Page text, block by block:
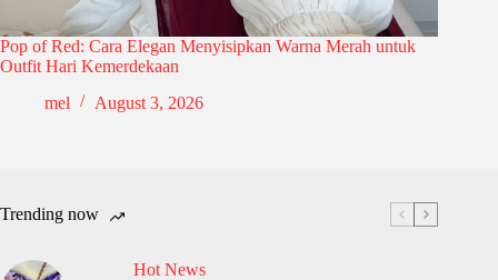
Pop of Red: Cara Elegan Menyisipkan Warna Merah untuk
Outfit Hari Kemerdekaan
mel
August 3, 2026
Trending now
Hot News